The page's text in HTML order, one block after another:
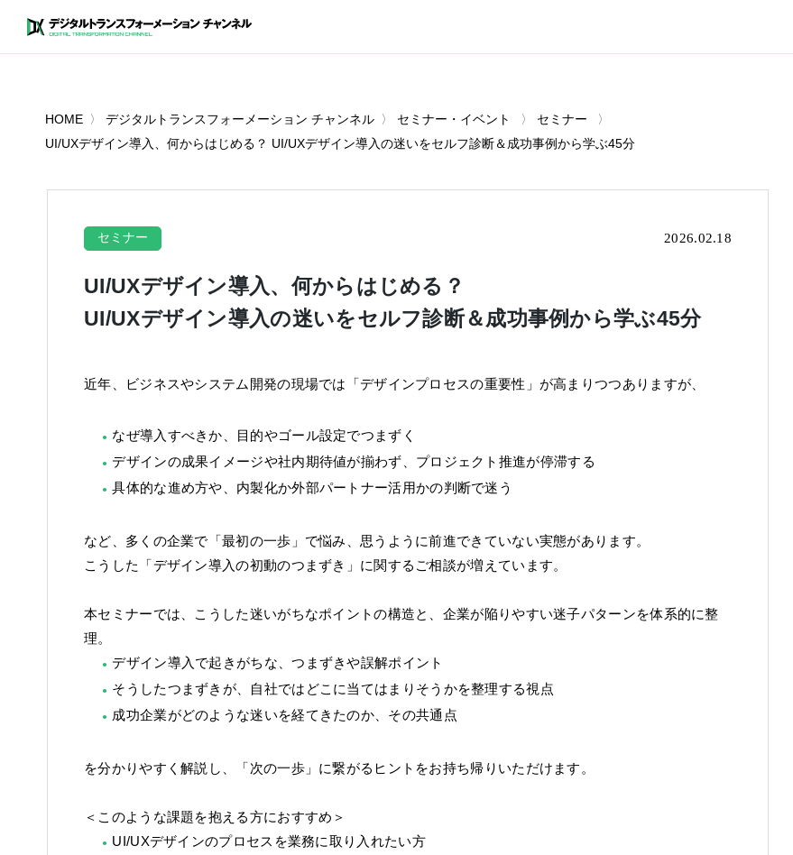
HOME デジタルトランスフォーメーション チャンネル セミナー・イベント
セミナー
UI/UXデザイン導入、何からはじめる？ UI/UXデザイン導入の迷いをセルフ診断＆成功事例から学ぶ45分
セミナー 2026.02.18
UI/UXデザイン導入、何からはじめる？
UI/UXデザイン導入の迷いをセルフ診断＆成功事例から学ぶ45分
近年、ビジネスやシステム開発の現場では「デザインプロセスの重要性」が高まりつつありますが、
なぜ導入すべきか、目的やゴール設定でつまずく
デザインの成果イメージや社内期待値が揃わず、プロジェクト推進が停滞する
具体的な進め方や、内製化か外部パートナー活用かの判断で迷う
など、多くの企業で「最初の一歩」で悩み、思うように前進できていない実態があります。
こうした「デザイン導入の初動のつまずき」に関するご相談が増えています。
本セミナーでは、こうした迷いがちなポイントの構造と、企業が陥りやすい迷子パターンを体系的に整
理。
デザイン導入で起きがちな、つまずきや誤解ポイント
そうしたつまずきが、自社ではどこに当てはまりそうかを整理する視点
成功企業がどのような迷いを経てきたのか、その共通点
を分かりやすく解説し、「次の一歩」に繋がるヒントをお持ち帰りいただけます。
＜このような課題を抱える方におすすめ＞
UI/UXデザインのプロセスを業務に取り入れたい方